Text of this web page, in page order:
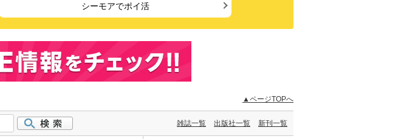
シーモアでポイ活
▲ページTOPへ
雑誌一覧 出版社一覧 新刊一覧